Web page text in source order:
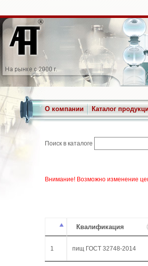
О компании Каталог
Поиск в каталоге
Внимание! Возможно изменение
Квалификация
1 пищ ГОСТ 32748-2014